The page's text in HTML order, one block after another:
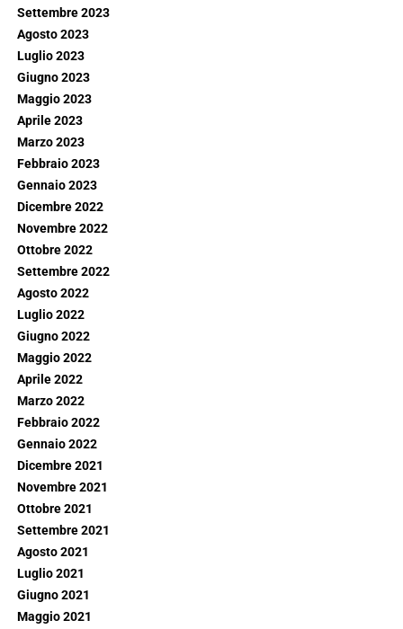
Settembre 2023
Agosto 2023
Luglio 2023
Giugno 2023
Maggio 2023
Aprile 2023
Marzo 2023
Febbraio 2023
Gennaio 2023
Dicembre 2022
Novembre 2022
Ottobre 2022
Settembre 2022
Agosto 2022
Luglio 2022
Giugno 2022
Maggio 2022
Aprile 2022
Marzo 2022
Febbraio 2022
Gennaio 2022
Dicembre 2021
Novembre 2021
Ottobre 2021
Settembre 2021
Agosto 2021
Luglio 2021
Giugno 2021
Maggio 2021